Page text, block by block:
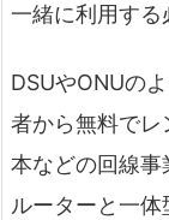
一緒に利用する
DSUやONUの
者から無料で
本などの回線事
ルーターと一